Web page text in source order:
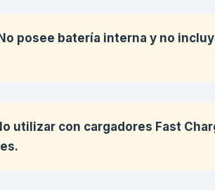
posee batería interna y no
utilizar con cargadores Fast